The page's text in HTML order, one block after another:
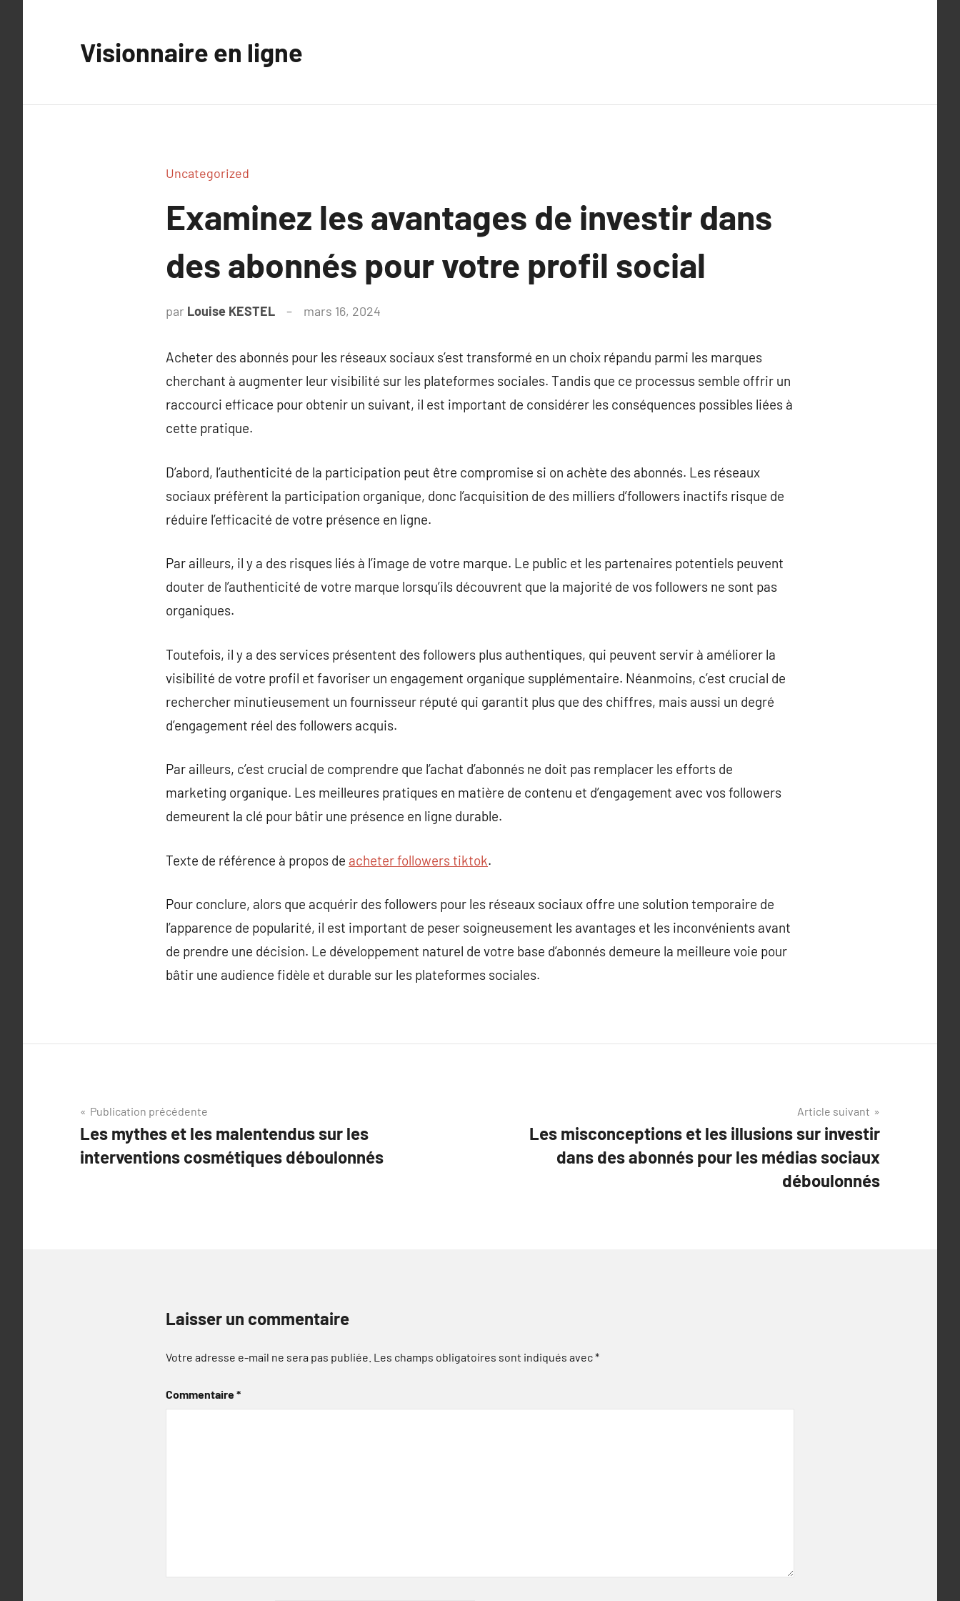
Visionnaire en ligne
Uncategorized
Examinez les avantages de investir dans
des abonnés pour votre profil social
par Louise KESTEL mars 16, 2024
Acheter des abonnés pour les réseaux sociaux s’est transformé en un choix répandu parmi les marques
cherchant à augmenter leur visibilité sur les plateformes sociales. Tandis que ce processus semble offrir un
raccourci efficace pour obtenir un suivant, il est important de considérer les conséquences possibles liées à
cette pratique.
D’abord, l’authenticité de la participation peut être compromise si on achète des abonnés. Les réseaux
sociaux préfèrent la participation organique, donc l’acquisition de des milliers d’followers inactifs risque de
réduire l’efficacité de votre présence en ligne.
Par ailleurs, il y a des risques liés à l’image de votre marque. Le public et les partenaires potentiels peuvent
douter de l’authenticité de votre marque lorsqu’ils découvrent que la majorité de vos followers ne sont pas
organiques.
Toutefois, il y a des services présentent des followers plus authentiques, qui peuvent servir à améliorer la
visibilité de votre profil et favoriser un engagement organique supplémentaire. Néanmoins, c’est crucial de
rechercher minutieusement un fournisseur réputé qui garantit plus que des chiffres, mais aussi un degré
d’engagement réel des followers acquis.
Par ailleurs, c’est crucial de comprendre que l’achat d’abonnés ne doit pas remplacer les efforts de
marketing organique. Les meilleures pratiques en matière de contenu et d’engagement avec vos followers
demeurent la clé pour bâtir une présence en ligne durable.
Texte de référence à propos de acheter followers tiktok.
Pour conclure, alors que acquérir des followers pour les réseaux sociaux offre une solution temporaire de
l’apparence de popularité, il est important de peser soigneusement les avantages et les inconvénients avant
de prendre une décision. Le développement naturel de votre base d’abonnés demeure la meilleure voie pour
bâtir une audience fidèle et durable sur les plateformes sociales.
Navigation
de
l’article
Publication précédente
Les mythes et les malentendus sur les
interventions cosmétiques déboulonnés
Article suivant
Les misconceptions et les illusions sur investir
dans des abonnés pour les médias sociaux
déboulonnés
Laisser un commentaire
Votre adresse e-mail ne sera pas publiée. Les champs obligatoires sont indiqués avec*
Commentaire*